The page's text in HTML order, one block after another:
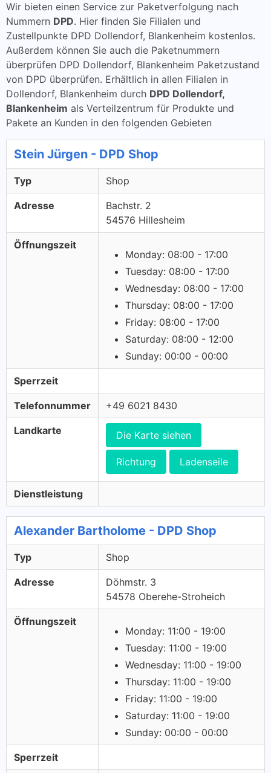
Wir bieten einen Service zur Paketverfolgung nach
Nummern DPD. Hier finden Sie Filialen und
Zustellpunkte DPD Dollendorf, Blankenheim kostenlos.
Außerdem können Sie auch die Paketnummern
überprüfen DPD Dollendorf, Blankenheim Paketzustand
von DPD überprüfen. Erhältlich in allen Filialen in
Dollendorf, Blankenheim durch DPD Dollendorf,
Blankenheim als Verteilzentrum für Produkte und
Pakete an Kunden in den folgenden Gebieten
Stein Jürgen - DPD Shop
Typ Shop
Adresse
Bachstr. 2
54576 Hillesheim
Öffnungszeit
Monday: 08:00 - 17:00
Tuesday: 08:00 - 17:00
Wednesday: 08:00 - 17:00
Thursday: 08:00 - 17:00
Friday: 08:00 - 17:00
Saturday: 08:00 - 12:00
Sunday: 00:00 - 00:00
Sperrzeit
Telefonnummer +49 6021 8430
Landkarte Die Karte siehen
Richtung Ladenseile
Dienstleistung
Alexander Bartholome - DPD Shop
Typ Shop
Adresse
Döhmstr. 3
54578 Oberehe-Stroheich
Öffnungszeit
Monday: 11:00 - 19:00
Tuesday: 11:00 - 19:00
Wednesday: 11:00 - 19:00
Thursday: 11:00 - 19:00
Friday: 11:00 - 19:00
Saturday: 11:00 - 19:00
Sunday: 00:00 - 00:00
Sperrzeit